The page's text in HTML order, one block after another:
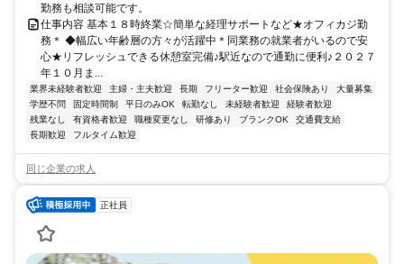
勤務も相談可能です。
仕事内容 基本１８時終業☆簡単な経理サポートなど★オフィカジ勤
務＊ ◆幅広い年齢層の方々が活躍中＊同業務の就業者がいるので安
心★リフレッシュできる休憩室完備♪駅近なので通勤に便利♪２０２７
年１０月ま...
業界未経験者歓迎 主婦・主夫歓迎 長期 フリーター歓迎 社会保険あり
大量募集
学歴不問
固定時間制 平日のみOK 転勤なし 未経験者歓迎
経験者歓迎
残業なし
有資格者歓迎 職種変更なし 研修あり ブランクOK
交通費支給
長期歓迎
フルタイム歓迎
同じ企業の求人
正社員